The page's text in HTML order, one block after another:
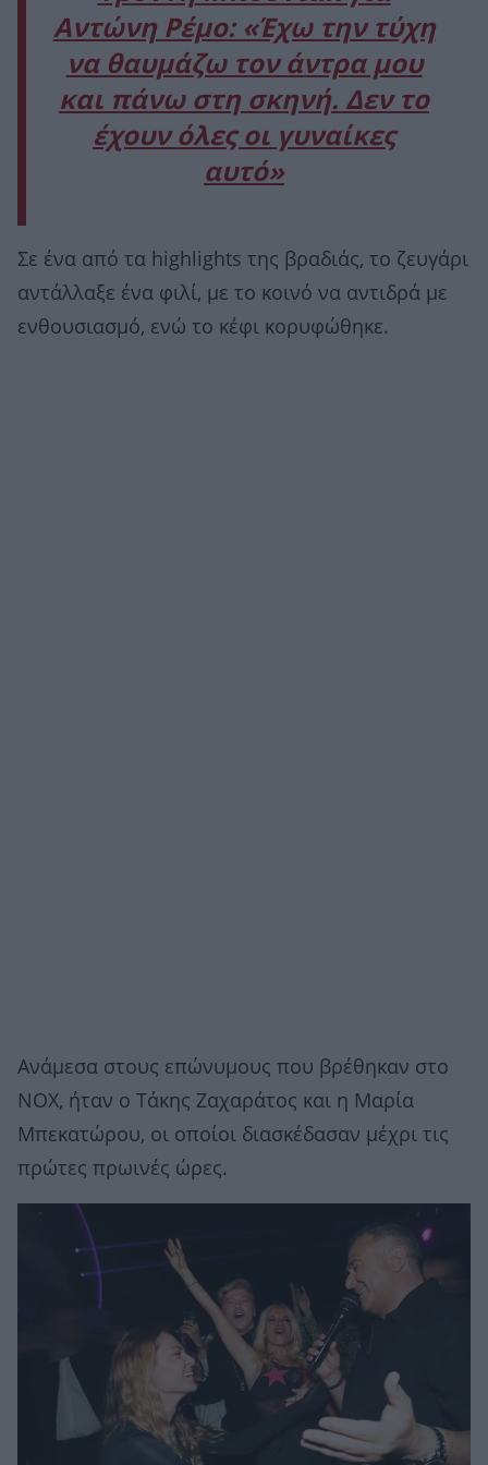
Αντώνη Ρέμο: «Έχω την τύχη
να θαυμάζω τον άντρα μου
και πάνω στη σκηνή. Δεν το
έχουν όλες οι γυναίκες
αυτό»
Σε ένα από τα highlights της βραδιάς, το ζευγάρι
αντάλλαξε ένα φιλί, με το κοινό να αντιδρά με
ενθουσιασμό, ενώ το κέφι κορυφώθηκε.
Ανάμεσα στους επώνυμους που βρέθηκαν στο
NOX, ήταν ο Τάκης Ζαχαράτος και η Μαρία
Μπεκατώρου, οι οποίοι διασκέδασαν μέχρι τις
πρώτες πρωινές ώρες.